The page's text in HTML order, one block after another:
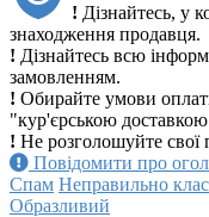
! Дізнайтесь, у
знаходження продавця.
! Дізнайтесь всю
замовленням.
! Обирайте умови
"кур'єрською
! Не розголошуйте свої
Повідомити про
Спам Неправильно
Образливий